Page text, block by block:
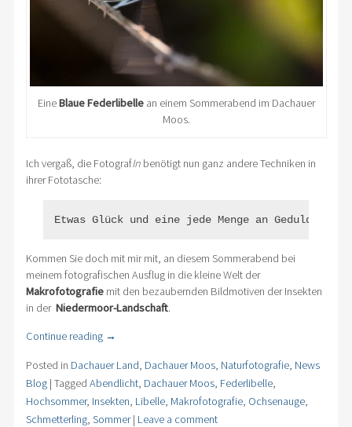
EineBlaueFederlibelle an einem Sommerabend im Dachauer
Moos.
Ich vergaß, die FotografInbenötigt nun ganz andere Techniken in
ihrer Fototasche:
Etwas Glück und eine jede Menge an Geduld und
Kommen Sie doch mit mir mit, an diesem Sommerabend bei
meinem fotografischen Ausflug in die kleine Welt der
Makrofotografiemit den bezaubernden Bildmotiven der Insekten
in der Niedermoor-Landschaft.
Continue reading →
Posted in Dachauer Land, Dachauer Moos, Naturfotografie, News
Blog | Tagged Abendlicht, Dachauer Moos, Federlibelle,
Hochsommer, Insekten, Libelle, Makrofotografie, Ochsenauge,
Schmetterling, Sommer | Leave a comment